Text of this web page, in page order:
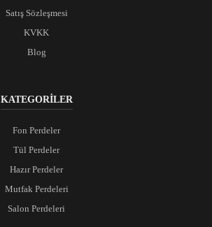
Satış Sözleşmesi
KVKK
Blog
KATEGORİLER
Fon Perdeler
Tül Perdeler
Hazır Perdeler
Mutfak Perdeleri
Salon Perdeleri